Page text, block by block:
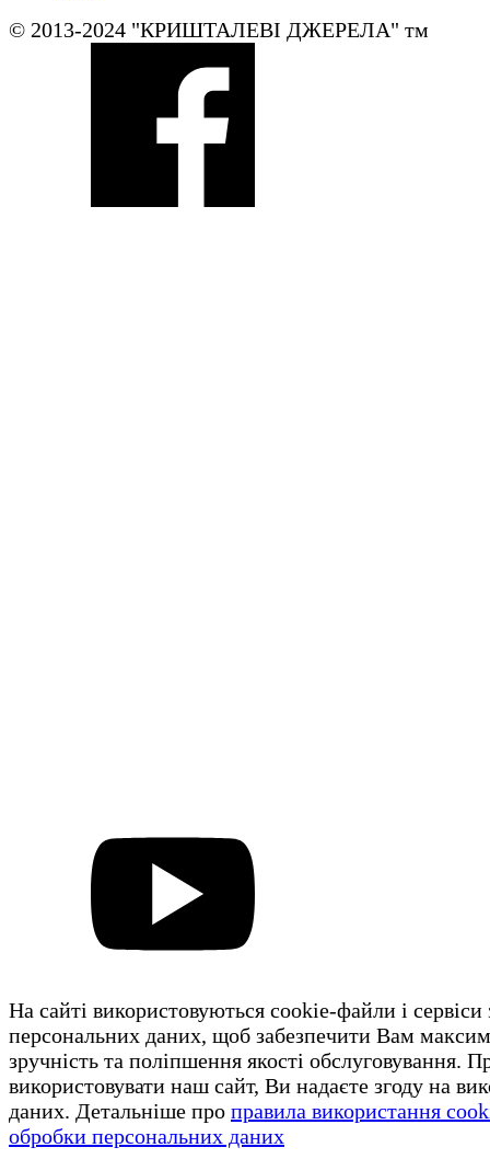
© 2013-2024 "КРИШТАЛЕВI ДЖЕРЕЛА" тм
На сайті використовуються cookie-файли і сервіси
персональних даних, щоб забезпечити Вам
зручність та поліпшення якості обслуговування.
використовувати наш сайт, Ви надаєте згоду на
даних. Детальніше про правила використання
обробки персональних даних